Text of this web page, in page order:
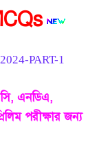
2024-PART-1
এনডিএ,
পরীক্ষার জন্য